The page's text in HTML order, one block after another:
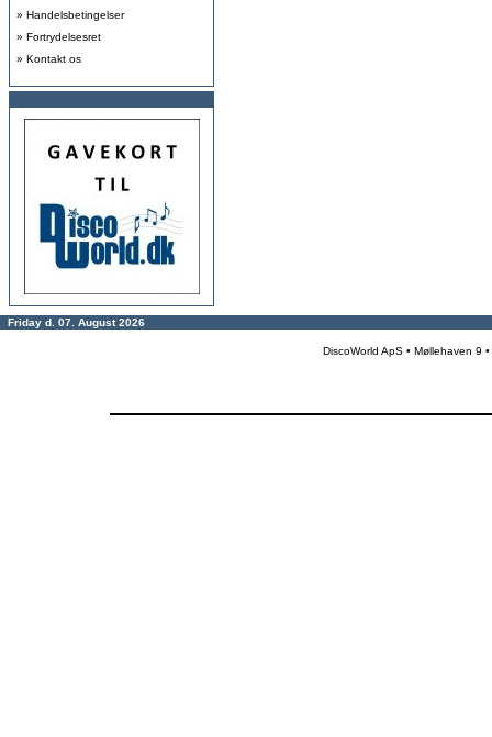
» Handelsbetingelser
» Fortrydelsesret
» Kontakt os
Friday d. 07. August 2026
DiscoWorld ApS • Møllehaven 9